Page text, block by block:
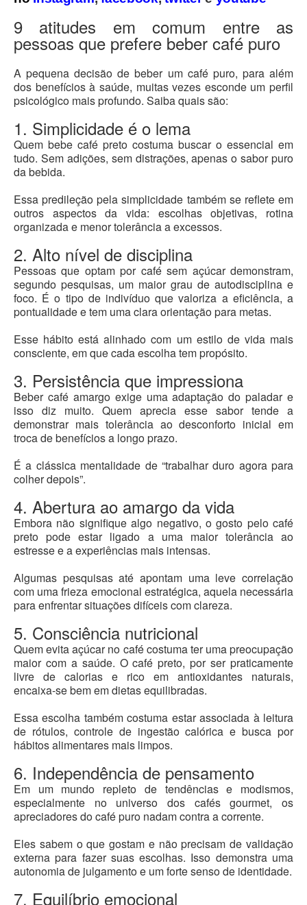
9 atitudes em comum entre as
pessoas que prefere beber café puro
A pequena decisão de beber um café puro, para além
dos benefícios à saúde, muitas vezes esconde um perfil
psicológico mais profundo. Saiba quais são:
1. Simplicidade é o lema
Quem bebe café preto costuma buscar o essencial em
tudo. Sem adições, sem distrações, apenas o sabor puro
da bebida.
Essa predileção pela simplicidade também se reflete em
outros aspectos da vida: escolhas objetivas, rotina
organizada e menor tolerância a excessos.
2. Alto nível de disciplina
Pessoas que optam por café sem açúcar demonstram,
segundo pesquisas, um maior grau de autodisciplina e
foco. É o tipo de indivíduo que valoriza a eficiência, a
pontualidade e tem uma clara orientação para metas.
Esse hábito está alinhado com um estilo de vida mais
consciente, em que cada escolha tem propósito.
3. Persistência que impressiona
Beber café amargo exige uma adaptação do paladar e
isso diz muito. Quem aprecia esse sabor tende a
demonstrar mais tolerância ao desconforto inicial em
troca de benefícios a longo prazo.
É a clássica mentalidade de “trabalhar duro agora para
colher depois”.
4. Abertura ao amargo da vida
Embora não signifique algo negativo, o gosto pelo café
preto pode estar ligado a uma maior tolerância ao
estresse e a experiências mais intensas.
Algumas pesquisas até apontam uma leve correlação
com uma frieza emocional estratégica, aquela necessária
para enfrentar situações difíceis com clareza.
5. Consciência nutricional
Quem evita açúcar no café costuma ter uma preocupação
maior com a saúde. O café preto, por ser praticamente
livre de calorias e rico em antioxidantes naturais,
encaixa-se bem em dietas equilibradas.
Essa escolha também costuma estar associada à leitura
de rótulos, controle de ingestão calórica e busca por
hábitos alimentares mais limpos.
6. Independência de pensamento
Em um mundo repleto de tendências e modismos,
especialmente no universo dos cafés gourmet, os
apreciadores do café puro nadam contra a corrente.
Eles sabem o que gostam e não precisam de validação
externa para fazer suas escolhas. Isso demonstra uma
autonomia de julgamento e um forte senso de identidade.
7. Equilíbrio emocional